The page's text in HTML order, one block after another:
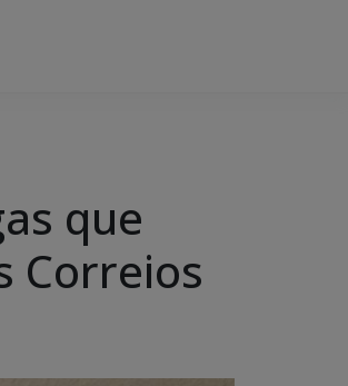
que
Correios